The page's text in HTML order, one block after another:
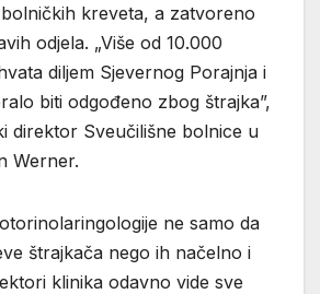
kreveta, a zatvoreno
odjela. „Više od 10.000
diljem Sjevernog Porajnja i
biti odgođeno zbog štrajka”,
direktor Sveučilišne bolnice u
Werner.
ne samo da
štrajkača nego ih načelno i
klinika odavno vide sve